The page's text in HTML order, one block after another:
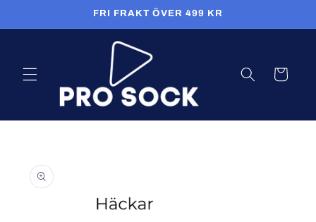
FRI FRAKT ÖVER 499 KR
Cart
product
information